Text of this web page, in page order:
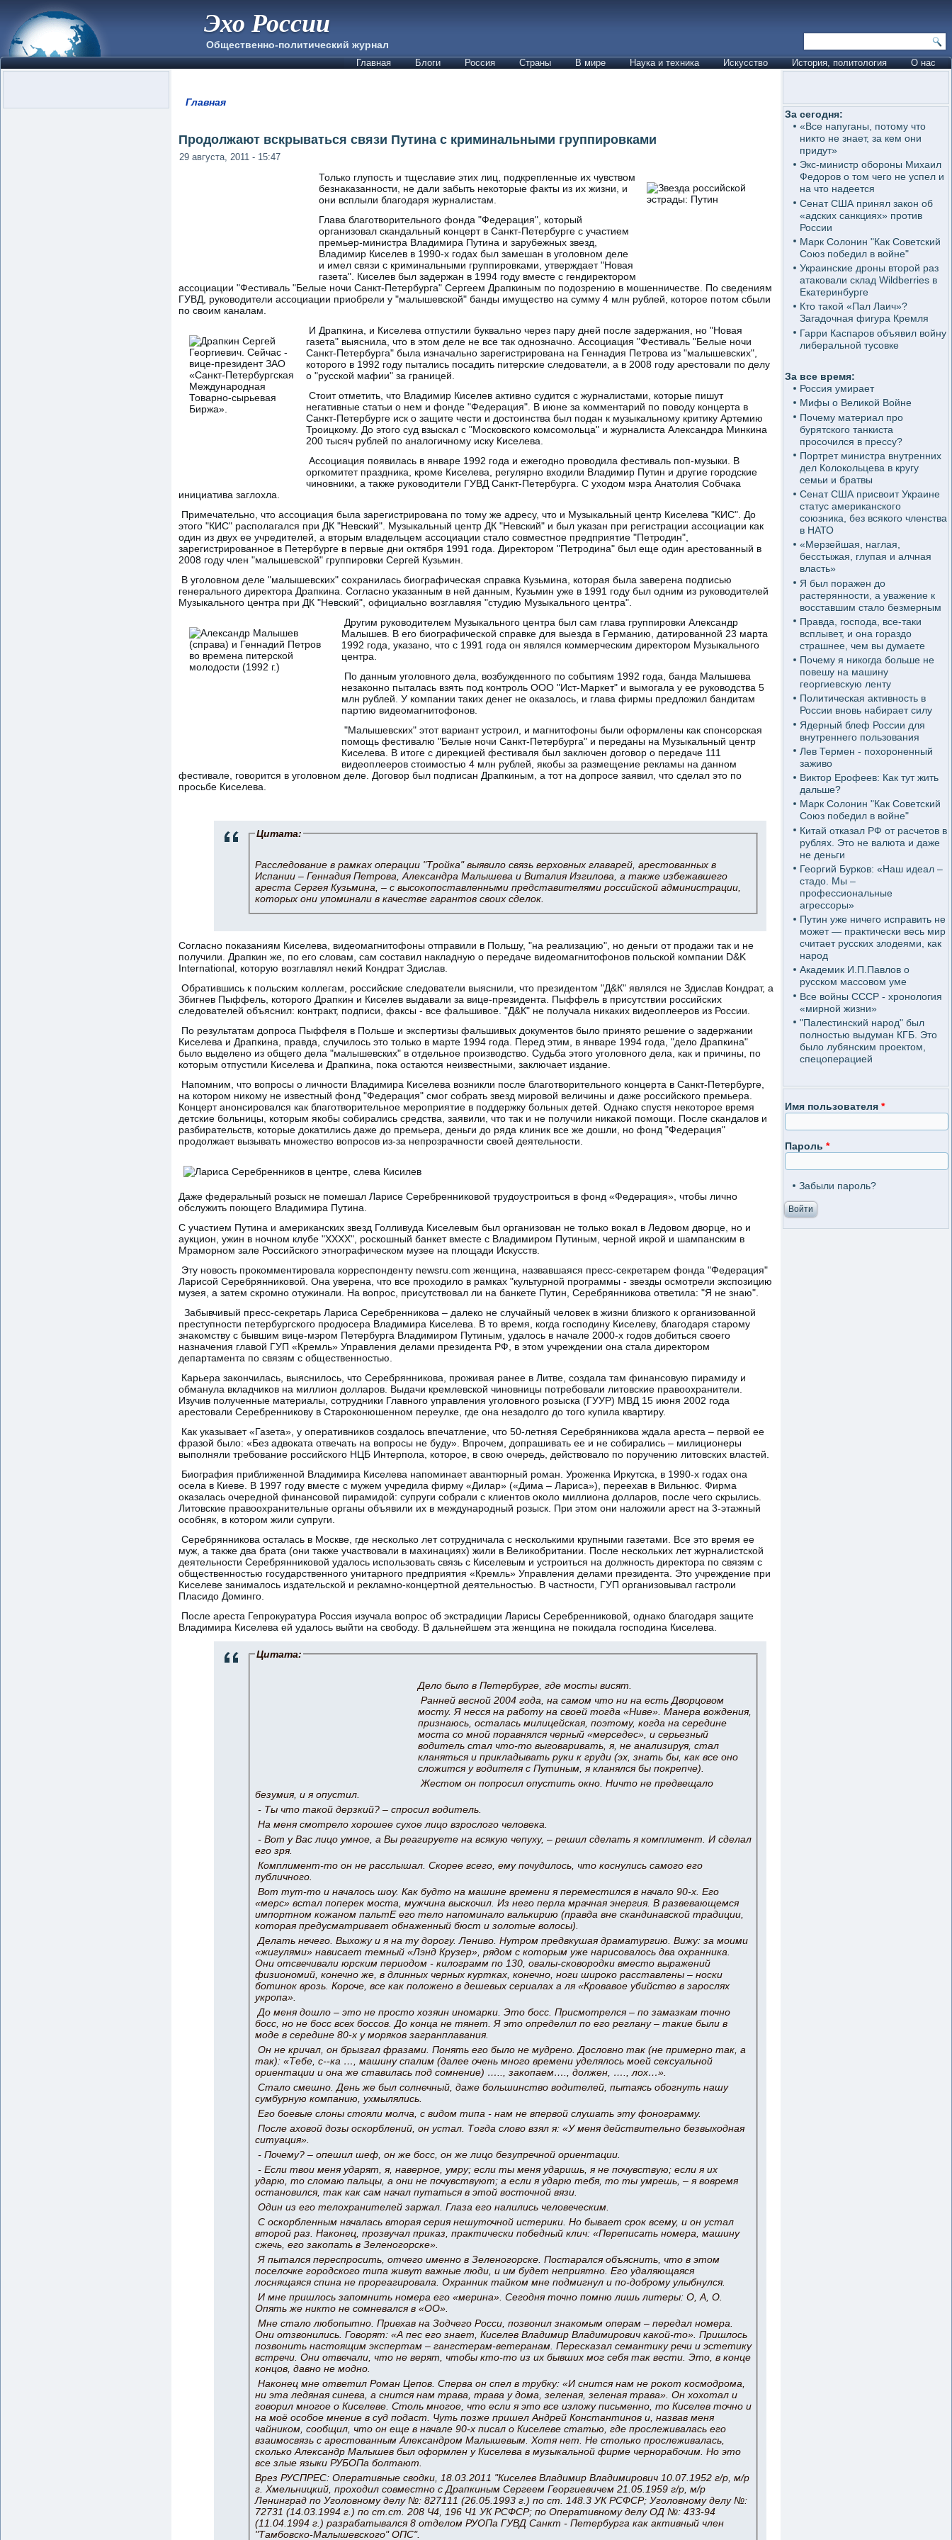
Эхо России
Общественно-политический журнал
Главная Блоги Россия Страны В мире Наука и техника Искусство История, политология О нас
Главная
Продолжают вскрываться связи Путина с криминальными группировками
29 августа, 2011 - 15:47
Только глупость и тщеславие этих лиц, подкрепленные их чувством
безнаказанности, не дали забыть некоторые факты из их жизни, и
они всплыли благодаря журналистам.
Глава благотворительного фонда "Федерация", который
организовал скандальный концерт в Санкт-Петербурге с участием
премьер-министра Владимира Путина и зарубежных звезд,
Владимир Киселев в 1990-х годах был замешан в уголовном деле
и имел связи с криминальными группировками, утверждает "Новая
газета". Киселев был задержан в 1994 году вместе с гендиректором
ассоциации "Фестиваль "Белые ночи Санкт-Петербурга" Сергеем Драпкиным по подозрению в мошенничестве. По сведениям
ГУВД, руководители ассоциации приобрели у "малышевской" банды имущество на сумму 4 млн рублей, которое потом сбыли
по своим каналам.
И Драпкина, и Киселева отпустили буквально через пару дней после задержания, но "Новая
газета" выяснила, что в этом деле не все так однозначно. Ассоциация "Фестиваль "Белые ночи
Санкт-Петербурга" была изначально зарегистрирована на Геннадия Петрова из "малышевских",
которого в 1992 году пытались посадить питерские следователи, а в 2008 году арестовали по делу
о "русской мафии" за границей.
Стоит отметить, что Владимир Киселев активно судится с журналистами, которые пишут
негативные статьи о нем и фонде "Федерация". В июне за комментарий по поводу концерта в
Санкт-Петербурге иск о защите чести и достоинства был подан к музыкальному критику Артемию
Троицкому. До этого суд взыскал с "Московского комсомольца" и журналиста Александра Минкина
200 тысяч рублей по аналогичному иску Киселева.
Ассоциация появилась в январе 1992 года и ежегодно проводила фестиваль поп-музыки. В
оргкомитет праздника, кроме Киселева, регулярно входили Владимир Путин и другие городские
чиновники, а также руководители ГУВД Санкт-Петербурга. С уходом мэра Анатолия Собчака
инициатива заглохла.
Примечательно, что ассоциация была зарегистрирована по тому же адресу, что и Музыкальный центр Киселева "КИС". До
этого "КИС" располагался при ДК "Невский". Музыкальный центр ДК "Невский" и был указан при регистрации ассоциации как
один из двух ее учредителей, а вторым владельцем ассоциации стало совместное предприятие "Петродин",
зарегистрированное в Петербурге в первые дни октября 1991 года. Директором "Петродина" был еще один арестованный в
2008 году член "малышевской" группировки Сергей Кузьмин.
В уголовном деле "малышевских" сохранилась биографическая справка Кузьмина, которая была заверена подписью
генерального директора Драпкина. Согласно указанным в ней данным, Кузьмин уже в 1991 году был одним из руководителей
Музыкального центра при ДК "Невский", официально возглавляя "студию Музыкального центра".
Другим руководителем Музыкального центра был сам глава группировки Александр
Малышев. В его биографической справке для выезда в Германию, датированной 23 марта
1992 года, указано, что с 1991 года он являлся коммерческим директором Музыкального
центра.
По данным уголовного дела, возбужденного по событиям 1992 года, банда Малышева
незаконно пыталась взять под контроль ООО "Ист-Маркет" и вымогала у ее руководства 5
млн рублей. У компании таких денег не оказалось, и глава фирмы предложил бандитам
партию видеомагнитофонов.
"Малышевских" этот вариант устроил, и магнитофоны были оформлены как спонсорская
помощь фестивалю "Белые ночи Санкт-Петербурга" и переданы на Музыкальный центр
Киселева. В итоге с дирекцией фестиваля был заключен договор о передаче 111
видеоплееров стоимостью 4 млн рублей, якобы за размещение рекламы на данном
фестивале, говорится в уголовном деле. Договор был подписан Драпкиным, а тот на допросе заявил, что сделал это по
просьбе Киселева.
Цитата:
Расследование в рамках операции "Тройка" выявило связь верховных главарей, арестованных в
Испании – Геннадия Петрова, Александра Малышева и Виталия Изгилова, а также избежавшего
ареста Сергея Кузьмина, – с высокопоставленными представителями российской администрации,
которых они упоминали в качестве гарантов своих сделок.
Согласно показаниям Киселева, видеомагнитофоны отправили в Польшу, "на реализацию", но деньги от продажи так и не
получили. Драпкин же, по его словам, сам составил накладную о передаче видеомагнитофонов польской компании D&K
International, которую возглавлял некий Кондрат Здислав.
Обратившись к польским коллегам, российские следователи выяснили, что президентом "Д&К" являлся не Здислав Кондрат, а
Збигнев Пыффель, которого Драпкин и Киселев выдавали за вице-президента. Пыффель в присутствии российских
следователей объяснил: контракт, подписи, факсы - все фальшивое. "Д&К" не получала никаких видеоплееров из России.
По результатам допроса Пыффеля в Польше и экспертизы фальшивых документов было принято решение о задержании
Киселева и Драпкина, правда, случилось это только в марте 1994 года. Перед этим, в январе 1994 года, "дело Драпкина"
было выделено из общего дела "малышевских" в отдельное производство. Судьба этого уголовного дела, как и причины, по
которым отпустили Киселева и Драпкина, пока остаются неизвестными, заключает издание.
Напомним, что вопросы о личности Владимира Киселева возникли после благотворительного концерта в Санкт-Петербурге,
на котором никому не известный фонд "Федерация" смог собрать звезд мировой величины и даже российского премьера.
Концерт анонсировался как благотворительное мероприятие в поддержку больных детей. Однако спустя некоторое время
детские больницы, которым якобы собирались средства, заявили, что так и не получили никакой помощи. После скандалов и
разбирательств, которые докатились даже до премьера, деньги до ряда клиник все же дошли, но фонд "Федерация"
продолжает вызывать множество вопросов из-за непрозрачности своей деятельности.
Даже федеральный розыск не помешал Ларисе Серебренниковой трудоустроиться в фонд «Федерация», чтобы лично
обслужить поющего Владимира Путина.
С участием Путина и американских звезд Голливуда Киселевым был организован не только вокал в Ледовом дворце, но и
аукцион, ужин в ночном клубе "ХХХХ", роскошный банкет вместе с Владимиром Путиным, черной икрой и шампанским в
Мраморном зале Российского этнографическом музее на площади Искусств.
Эту новость прокомментировала корреспонденту newsru.com женщина, назвавшаяся пресс-секретарем фонда "Федерация"
Ларисой Серебрянниковой. Она уверена, что все проходило в рамках "культурной программы - звезды осмотрели экспозицию
музея, а затем скромно отужинали. На вопрос, присутствовал ли на банкете Путин, Серебрянникова ответила: "Я не знаю".
Забывчивый пресс-секретарь Лариса Серебренникова – далеко не случайный человек в жизни близкого к организованной
преступности петербургского продюсера Владимира Киселева. В то время, когда господину Киселеву, благодаря старому
знакомству с бывшим вице-мэром Петербурга Владимиром Путиным, удалось в начале 2000-х годов добиться своего
назначения главой ГУП «Кремль» Управления делами президента РФ, в этом учреждении она стала директором
департамента по связям с общественностью.
Карьера закончилась, выяснилось, что Серебрянникова, проживая ранее в Литве, создала там финансовую пирамиду и
обманула вкладчиков на миллион долларов. Выдачи кремлевской чиновницы потребовали литовские правоохранители.
Изучив полученные материалы, сотрудники Главного управления уголовного розыска (ГУУР) МВД 15 июня 2002 года
арестовали Серебренникову в Староконюшенном переулке, где она незадолго до того купила квартиру.
Как указывает «Газета», у оперативников создалось впечатление, что 50-летняя Серебрянникова ждала ареста – первой ее
фразой было: «Без адвоката отвечать на вопросы не буду». Впрочем, допрашивать ее и не собирались – милиционеры
выполняли требование российского НЦБ Интерпола, которое, в свою очередь, действовало по поручению литовских властей.
Биография приближенной Владимира Киселева напоминает авантюрный роман. Уроженка Иркутска, в 1990-х годах она
осела в Киеве. В 1997 году вместе с мужем учредила фирму «Дилар» («Дима – Лариса»), переехав в Вильнюс. Фирма
оказалась очередной финансовой пирамидой: супруги собрали с клиентов около миллиона долларов, после чего скрылись.
Литовские правоохранительные органы объявили их в международный розыск. При этом они наложили арест на 3-этажный
особняк, в котором жили супруги.
Серебрянникова осталась в Москве, где несколько лет сотрудничала с несколькими крупными газетами. Все это время ее
муж, а также два брата (они также участвовали в махинациях) жили в Великобритании. После нескольких лет журналистской
деятельности Серебрянниковой удалось использовать связь с Киселевым и устроиться на должность директора по связям с
общественностью государственного унитарного предприятия «Кремль» Управления делами президента. Это учреждение при
Киселеве занималось издательской и рекламно-концертной деятельностью. В частности, ГУП организовывал гастроли
Пласидо Доминго.
После ареста Гепрокуратура Россия изучала вопрос об экстрадиции Ларисы Серебренниковой, однако благодаря защите
Владимира Киселева ей удалось выйти на свободу. В дальнейшем эта женщина не покидала господина Киселева.
Цитата:
Дело было в Петербурге, где мосты висят.
Ранней весной 2004 года, на самом что ни на есть Дворцовом
мосту. Я несся на работу на своей тогда «Ниве». Манера вождения,
признаюсь, осталась милицейская, поэтому, когда на середине
моста со мной поравнялся черный «мерседес», и серьезный
водитель стал что-то выговаривать, я, не анализируя, стал
кланяться и прикладывать руки к груди (эх, знать бы, как все оно
сложится у водителя с Путиным, я кланялся бы покрепче).
Жестом он попросил опустить окно. Ничто не предвещало
безумия, и я опустил.
- Ты что такой дерзкий? – спросил водитель.
На меня смотрело хорошее сухое лицо взрослого человека.
- Вот у Вас лицо умное, а Вы реагируете на всякую чепуху, – решил сделать я комплимент. И сделал
его зря.
Комплимент-то он не расслышал. Скорее всего, ему почудилось, что коснулись самого его
публичного.
Вот тут-то и началось шоу. Как будто на машине времени я переместился в начало 90-х. Его
«мерс» встал поперек моста, мужчина выскочил. Из него перла мрачная энергия. В развевающемся
импортном кожаном пальтЕ его тело напоминало валькирию (правда вне скандинавской традиции,
которая предусматривает обнаженный бюст и золотые волосы).
Делать нечего. Выхожу и я на ту дорогу. Лениво. Нутром предвкушая драматургию. Вижу: за моими
«жигулями» нависает темный «Лэнд Крузер», рядом с которым уже нарисовалось два охранника.
Они отсвечивали юрским периодом - килограмм по 130, овалы-сковородки вместо выражений
физиономий, конечно же, в длинных черных куртках, конечно, ноги широко расставлены – носки
ботинок врозь. Короче, все как положено в дешевых сериалах а ля «Кровавое убийство в зарослях
укропа».
До меня дошло – это не просто хозяин иномарки. Это босс. Присмотрелся – по замазкам точно
босс, но не босс всех боссов. До конца не тянет. Я это определил по его реглану – такие были в
моде в середине 80-х у моряков загранплавания.
Он не кричал, он брызгал фразами. Понять его было не мудрено. Дословно так (не примерно так, а
так): «Тебе, с--ка …, машину спалим (далее очень много времени уделялось моей сексуальной
ориентации и она же ставилась под сомнение) ….., закопаем…., должен, …., лох…».
Стало смешно. День же был солнечный, даже большинство водителей, пытаясь обогнуть нашу
сумбурную компанию, ухмылялись.
Его боевые слоны стояли молча, с видом типа - нам не впервой слушать эту фонограмму.
После аховой дозы оскорблений, он устал. Тогда слово взял я: «У меня действительно безвыходная
ситуация».
- Почему? – опешил шеф, он же босс, он же лицо безупречной ориентации.
- Если твои меня ударят, я, наверное, умру; если ты меня ударишь, я не почувствую; если я их
ударю, то сломаю пальцы, а они не почувствуют; а если я ударю тебя, то ты умрешь, – я вовремя
остановился, так как сам начал путаться в этой восточной вязи.
Один из его телохранителей заржал. Глаза его налились человеческим.
С оскорбленным началась вторая серия нешуточной истерики. Но бывает срок всему, и он устал
второй раз. Наконец, прозвучал приказ, практически победный клич: «Переписать номера, машину
сжечь, его закопать в Зеленогорске».
Я пытался переспросить, отчего именно в Зеленогорске. Постарался объяснить, что в этом
поселочке городского типа живут важные люди, и им будет неприятно. Его удаляющаяся
лоснящаяся спина не прореагировала. Охранник тайком мне подмигнул и по-доброму улыбнулся.
И мне пришлось запомнить номера его «мерина». Сегодня точно помню лишь литеры: О, А, О.
Опять же никто не сомневался в «ОО».
Мне стало любопытно. Приехав на Зодчего Росси, позвонил знакомым операм – передал номера.
Они отзвонились. Говорят: «А пес его знает, Киселев Владимир Владимирович какой-то». Пришлось
позвонить настоящим экспертам – гангстерам-ветеранам. Пересказал семантику речи и эстетику
встречи. Они отвечали, что не верят, чтобы кто-то из их бывших мог себя так вести. Это, в конце
концов, давно не модно.
Наконец мне ответил Роман Цепов. Сперва он спел в трубку: «И снится нам не рокот космодрома,
ни эта ледяная синева, а снится нам трава, трава у дома, зеленая, зеленая трава». Он хохотал и
говорил многое о Киселеве. Столь многое, что если я это все изложу письменно, то Киселев точно и
на моё особое мнение в суд подаст. Чуть позже пришел Андрей Константинов и, назвав меня
чайником, сообщил, что он еще в начале 90-х писал о Киселеве статью, где прослеживалась его
взаимосвязь с арестованным Александром Малышевым. Хотя нет. Не столько прослеживалась,
сколько Александр Малышев был оформлен у Киселева в музыкальной фирме чернорабочим. Но это
все злые языки РУБОПа болтают.
Врез РУСПРЕС: Оперативные сводки, 18.03.2011 "Киселев Владимир Владимирович 10.07.1952 г/р, м/р
г. Хмельницкий, проходил совместно с Драпкиным Сергеем Георгиевичем 21.05.1959 г/р, м/р
Ленинград по Уголовному делу №: 827111 (26.05.1993 г.) по ст. 148.3 УК РСФСР; Уголовному делу №:
72731 (14.03.1994 г.) по ст.ст. 208 Ч4, 196 Ч1 УК РСФСР; по Оперативному делу ОД №: 433-94
(11.04.1994 г.) разрабатывался 8 отделом РУОПа ГУВД Санкт - Петербурга как активный член
"Тамбовско-Малышевского" ОПС".
За сегодня:
«Все напуганы, потому что
никто не знает, за кем они
придут»
Экс-министр обороны Михаил
Федоров о том чего не успел и
на что надеется
Сенат США принял закон об
«адских санкциях» против
России
Марк Солонин "Как Советский
Союз победил в войне"
Украинские дроны второй раз
атаковали склад Wildberries в
Екатеринбурге
Кто такой «Пал Лаич»?
Загадочная фигура Кремля
Гарри Каспаров объявил войну
либеральной тусовке
За все время:
Россия умирает
Мифы о Великой Войне
Почему материал про
бурятского танкиста
просочился в прессу?
Портрет министра внутренних
дел Колокольцева в кругу
семьи и братвы
Сенат США присвоит Украине
статус американского
союзника, без всякого членства
в НАТО
«Мерзейшая, наглая,
бесстыжая, глупая и алчная
власть»
Я был поражен до
растерянности, а уважение к
восставшим стало безмерным
Правда, господа, все-таки
всплывет, и она гораздо
страшнее, чем вы думаете
Почему я никогда больше не
повешу на машину
георгиевскую ленту
Политическая активность в
России вновь набирает силу
Ядерный блеф России для
внутреннего пользования
Лев Термен - похороненный
заживо
Виктор Ерофеев: Как тут жить
дальше?
Марк Солонин "Как Советский
Союз победил в войне"
Китай отказал РФ от расчетов в
рублях. Это не валюта и даже
не деньги
Георгий Бурков: «Наш идеал –
стадо. Мы –
профессиональные
агрессоры»
Путин уже ничего исправить не
может — практически весь мир
считает русских злодеями, как
народ
Академик И.П.Павлов о
русском массовом уме
Все войны СССР - хронология
«мирной жизни»
"Палестинский народ" был
полностью выдуман КГБ. Это
было лубянским проектом,
спецоперацией
Имя пользователя *
Пароль *
Забыли пароль?